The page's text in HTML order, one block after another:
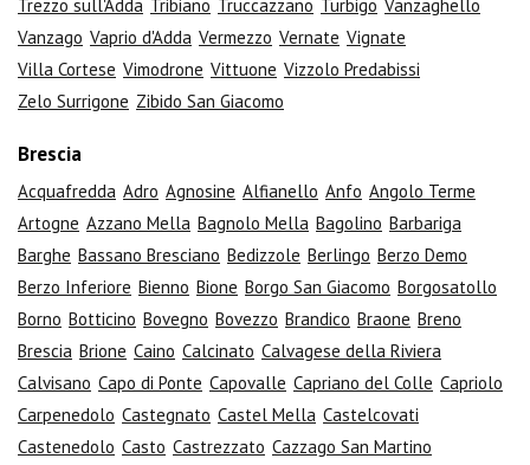
Trezzo sull'Adda Tribiano Truccazzano Turbigo Vanzaghello
Vanzago Vaprio d'Adda Vermezzo Vernate Vignate
Villa Cortese Vimodrone Vittuone Vizzolo Predabissi
Zelo Surrigone Zibido San Giacomo
Brescia
Acquafredda Adro Agnosine Alfianello Anfo Angolo Terme
Artogne Azzano Mella Bagnolo Mella Bagolino Barbariga
Barghe Bassano Bresciano Bedizzole Berlingo Berzo Demo
Berzo Inferiore Bienno Bione Borgo San Giacomo Borgosatollo
Borno Botticino Bovegno Bovezzo Brandico Braone Breno
Brescia Brione Caino Calcinato Calvagese della Riviera
Calvisano Capo di Ponte Capovalle Capriano del Colle Capriolo
Carpenedolo Castegnato Castel Mella Castelcovati
Castenedolo Casto Castrezzato Cazzago San Martino